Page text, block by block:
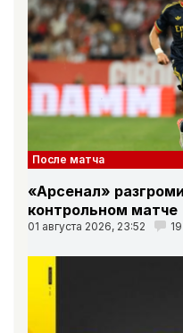
После матча
«Арсенал»
контрольном матче
01 августа 2026, 23:52 19